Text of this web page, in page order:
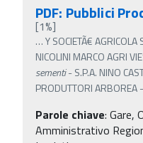
PDF: Pubblici
[1%]
…Y SOCIETÃ€ AGRICOLA
NICOLINI MARCO AGRI
sementi- S.P.A. NINO
PRODUTTORI ARBOREA
Parole chiave: Gare,
Amministrativo